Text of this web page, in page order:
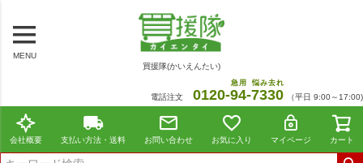
MENU
買援隊(かいえんたい)
電話注文 0120-94
急用
-7330
悩み去れ
（平日 9:00～17:00)
会社概要 支払い方法・送料 お問い合わせ お気に入り マイページ カート